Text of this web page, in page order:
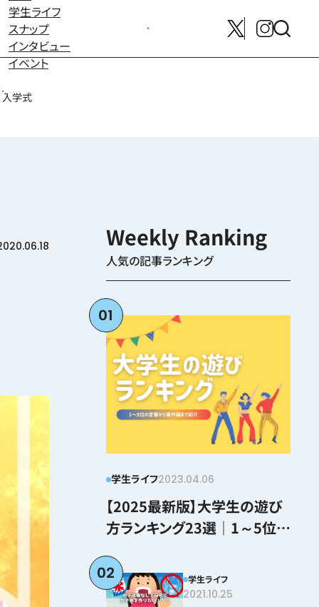
学生ライフ
スナップ
インタビュー
イベント
メンバー募集はこちら
入学式
人気の記事ランキング
01
学生ライフ2023.04.06
【2025最新版】大学生の遊び
方ランキング23選｜1～5位の
02 学生ライフ
2021.10.25